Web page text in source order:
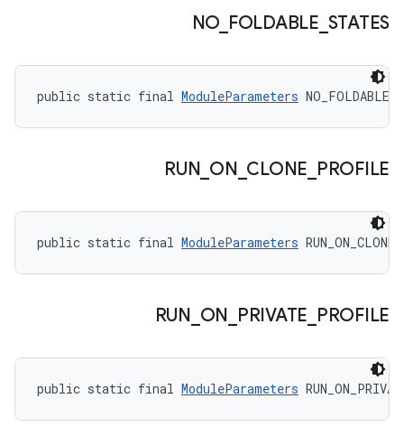
NO FOLDABLE STATES
public static final ModuleParameters
RUN ON CLONE PROFILE
public static final ModuleParameters
RUN ON PRIVATE PROFILE
public static final ModuleParameters